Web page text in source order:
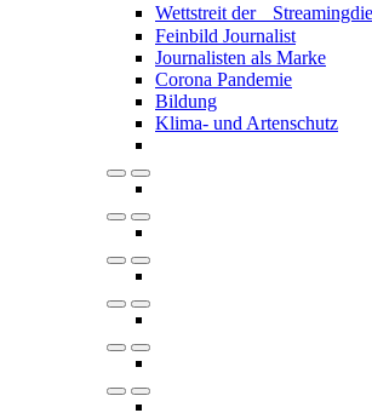
Wettstreit der
Feinbild Journalist
Journalisten als Marke
Corona Pandemie
Bildung
Klima- und Artenschutz